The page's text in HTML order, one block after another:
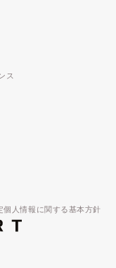
ス
個人情報に関する基本方針